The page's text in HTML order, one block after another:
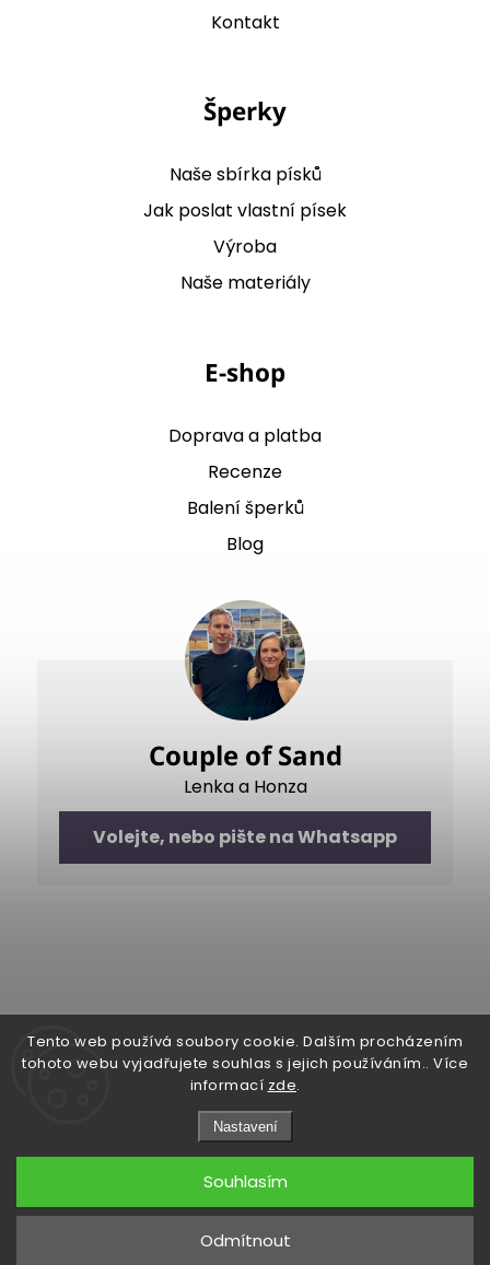
Tento web používá soubory cookie. Dalším procházením
tohoto webu vyjadřujete souhlas s jejich používáním.. Více
informací zde.
Nastavení
Odmítnout
Souhlasím
Kontakt
Šperky
Naše sbírka písků
Jak poslat vlastní písek
Výroba
Naše materiály
E-shop
Doprava a platba
Recenze
Balení šperků
Blog
Couple of Sand
Lenka a Honza
Volejte, nebo pište na Whatsapp
. Všechna práva